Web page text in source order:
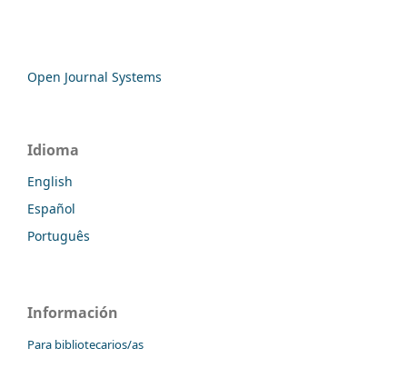
Open Journal Systems
Idioma
English
Español
Português
Información
Para bibliotecarios/as